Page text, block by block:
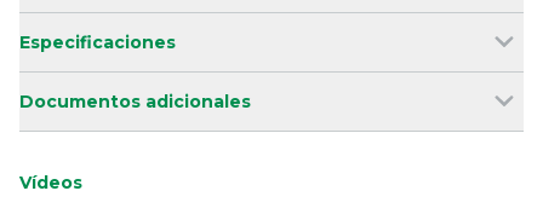
Especificaciones
Documentos adicionales
Vídeos